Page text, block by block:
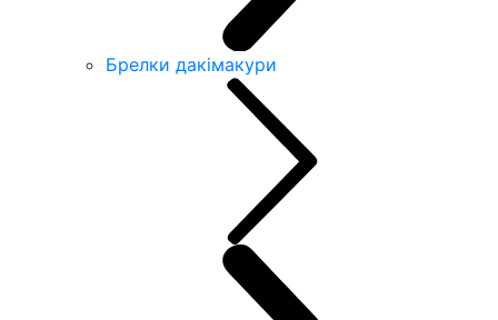
Брелки дакімакури